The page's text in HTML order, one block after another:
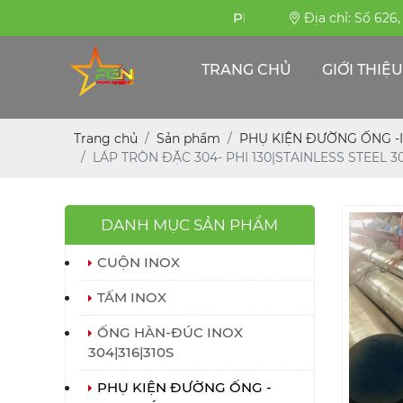
PHỤNG SỰ BỀN BỈ Địa chỉ: Số 626,
TRANG CHỦ GIỚI THIỆU
Trang chủ Sản phẩm PHỤ KIỆN ĐƯỜNG ỐNG -
LÁP TRÒN ĐẶC 304- PHI 130|STAINLESS
DANH MỤC SẢN PHẨM
CUỘN INOX
TẤM INOX
ỐNG HÀN-ĐÚC INOX
304|316|310S
PHỤ KIỆN ĐƯỜNG ỐNG -